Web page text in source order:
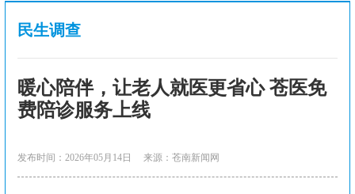
民生调查
暖心陪伴，让老人就医更省心 苍医免
费陪诊服务上线
发布时间：2026年05月14日 来源：苍南新闻网